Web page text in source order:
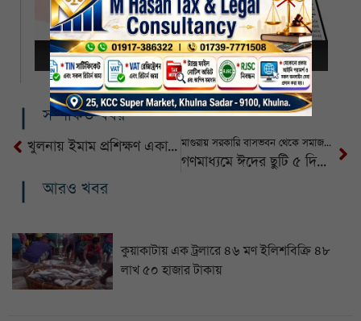
সম্পর্কিত খবর
খুলনায় ইমাম প্রশিক্ষণ একাডেমির ১১৭৪ তম ব্যাচের সমাপনী ও সনদ বিতরণ সম্পন্ন মাগুরায় সরকারি বাসভবন থেকে সমাজকর্মীর ঝুলন্ত লাশ উদ্ধার
গণমাধ্যমে ঈদের ছুটি ৫ দিন ঘোষণা করে গেজেট প্রকাশের দাবি
আরও খবর
কুয়াকাটায় এক ট্রলারে ৪৬ মণ ইলিশবিক্রি ৪৮
লাখ ৫০ হাজার টাকায়